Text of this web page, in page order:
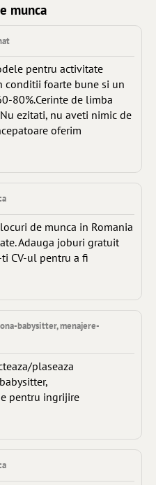
munca
pentru activitate
conditii foarte bune si un
80%.Cerinte de limba
ezitati, nu aveti nimic de
oferim
de munca in Romania
Adauga joburi gratuit
CV-ul pentru a fi
babysitter, menajere-
plaseaza
pentru ingrijire